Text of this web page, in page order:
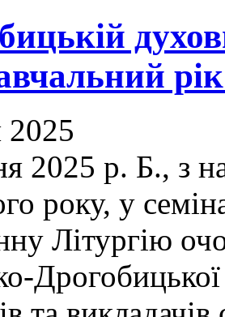
2025
2025 р. Б., з
року, у
Літургію